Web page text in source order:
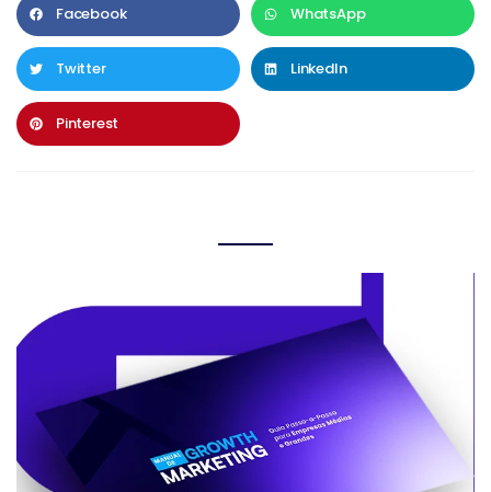
Facebook WhatsApp
Twitter LinkedIn
Pinterest